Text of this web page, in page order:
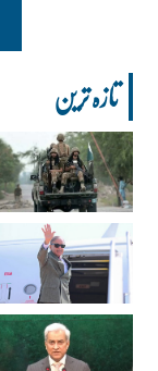
تازہ ترین